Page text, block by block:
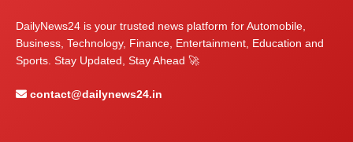
DailyNews24 is your trusted news platform for Automobile,
Business, Technology, Finance, Entertainment, Education and
Sports. Stay Updated, Stay Ahead 🚀
contact@dailynews24.in